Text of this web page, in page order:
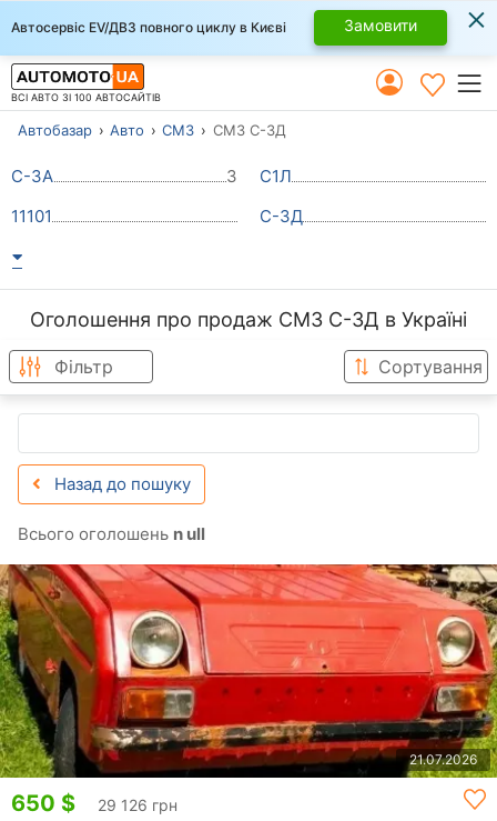
Автосервіс EV/ДВЗ повного циклу в Києві Замовити ×
ВСІ АВТО ЗІ 100 АВТОСАЙТІВ
Автобазар Авто СМЗ СМЗ С-3Д
С-3А 3
С1Л
11101
С-3Д
Оголошення про продаж СМЗ С-3Д в Україні
Фільтр Сортування
Назад до пошуку
Всього оголошень n ull
21.07.2026
650 $ 29 126 грн